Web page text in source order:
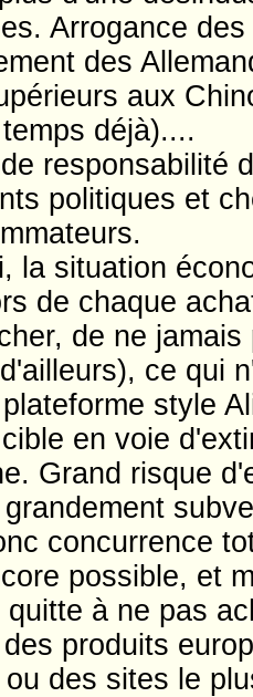
Arrogance
des
aux
déjà)....
responsabilité
politiques et
la situation
de chaque
de ne
ce qui
style
en voie
Grand risque
concurrence
possible, et
à ne pas
produits
des sites le